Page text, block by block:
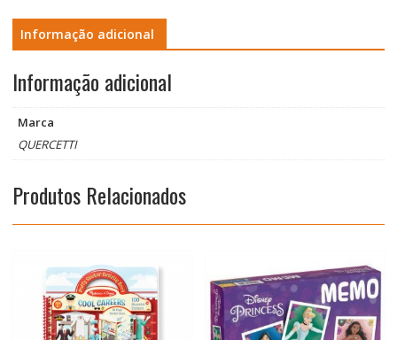
c
b
o
a
s
n
t
e
t
l
Informação adicional
Informação adicional
Marca
QUERCETTI
Produtos Relacionados